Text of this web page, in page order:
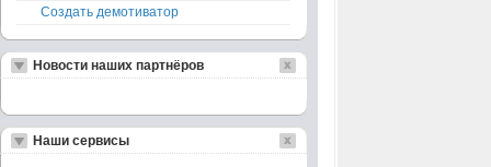
Создать демотиватор
Новости наших партнёров
Наши сервисы